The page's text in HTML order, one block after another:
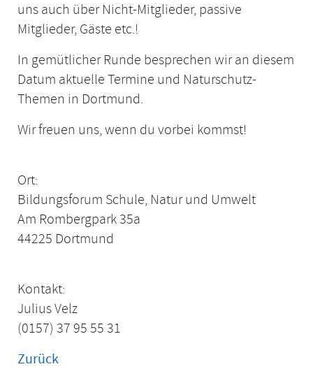
uns auch über Nicht-Mitglieder, passive
Mitglieder, Gäste etc.!
In gemütlicher Runde besprechen wir an diesem
Datum aktuelle Termine und Naturschutz-
Themen in Dortmund.
Wir freuen uns, wenn du vorbei kommst!
Ort:
Bildungsforum Schule, Natur und Umwelt
Am Rombergpark 35a
44225 Dortmund
Kontakt:
Julius Velz
(0157) 37 95 55 31
Zurück